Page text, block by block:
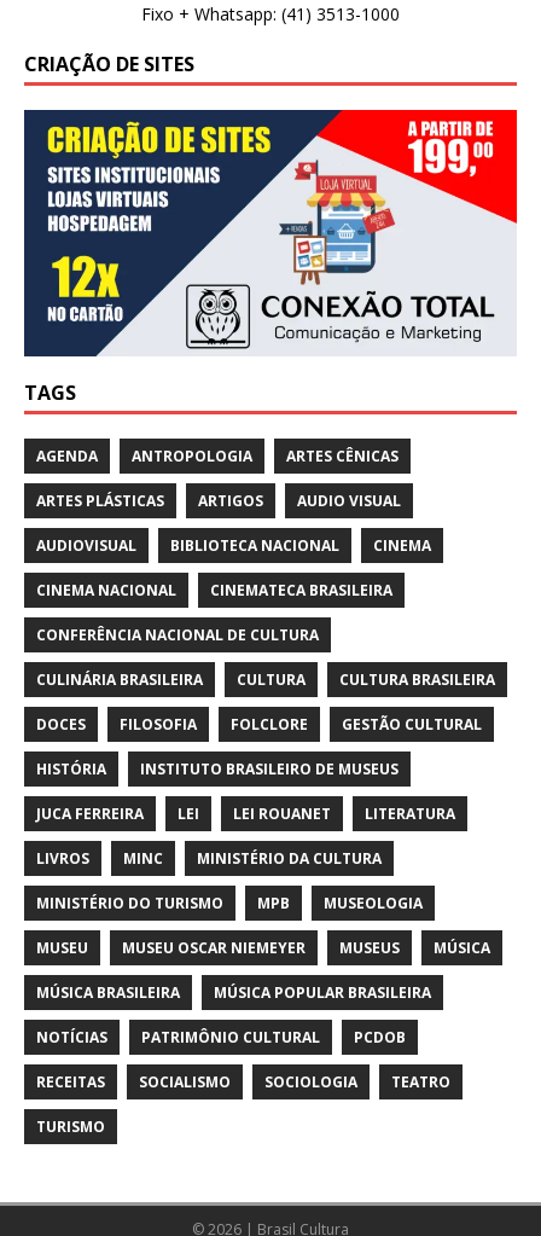
Fixo + Whatsapp: (41) 3513-1000
CRIAÇÃO DE SITES
TAGS
AGENDA ANTROPOLOGIA ARTES CÊNICAS
ARTES PLÁSTICAS ARTIGOS AUDIO VISUAL
AUDIOVISUAL BIBLIOTECA NACIONAL CINEMA
CINEMA NACIONAL CINEMATECA BRASILEIRA
CONFERÊNCIA NACIONAL DE CULTURA
CULINÁRIA BRASILEIRA CULTURA CULTURA BRASILEIRA
DOCES FILOSOFIA FOLCLORE GESTÃO CULTURAL
HISTÓRIA INSTITUTO BRASILEIRO DE MUSEUS
JUCA FERREIRA LEI LEI ROUANET LITERATURA
LIVROS MINC MINISTÉRIO DA CULTURA
MINISTÉRIO DO TURISMO MPB MUSEOLOGIA
MUSEU MUSEU OSCAR NIEMEYER MUSEUS MÚSICA
MÚSICA BRASILEIRA MÚSICA POPULAR BRASILEIRA
NOTÍCIAS PATRIMÔNIO CULTURAL PCDOB
RECEITAS SOCIALISMO SOCIOLOGIA TEATRO
TURISMO
© 2026 | Brasil Cultura